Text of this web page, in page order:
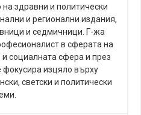
здравни и политически
и регионални издания,
и седмичници. Г-жа
в сферата на
социалната сфера и през
фокусира изцяло върху
светски и политически